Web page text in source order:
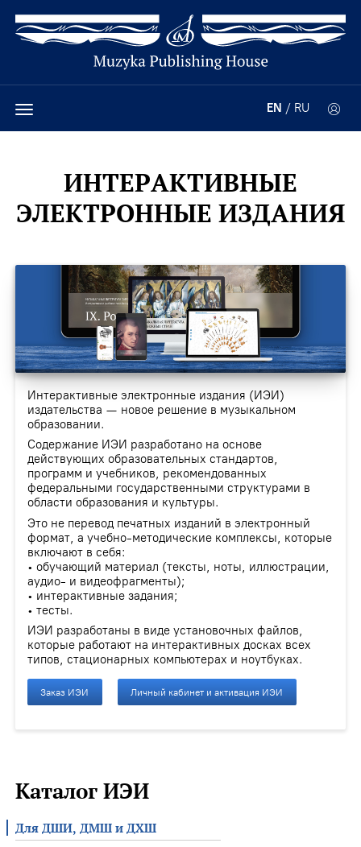
EN / RU
ИНТЕРАКТИВНЫЕ
ЭЛЕКТРОННЫЕ ИЗДАНИЯ
Интерактивные электронные издания (ИЭИ)
издательства — новое решение в музыкальном
образовании.
Содержание ИЭИ разработано на основе
действующих образовательных стандартов,
программ и учебников, рекомендованных
федеральными государственными структурами в
области образования и культуры.
Это не перевод печатных изданий в электронный
формат, а учебно-методические комплексы, которые
включают в себя:
• обучающий материал (тексты, ноты, иллюстрации,
аудио- и видеофрагменты);
• интерактивные задания;
• тесты.
ИЭИ разработаны в виде установочных файлов,
которые работают на интерактивных досках всех
типов, стационарных компьютерах и ноутбуках.
Заказ ИЭИ Личный кабинет и активация ИЭИ
Каталог ИЭИ
Для ДШИ, ДМШ и ДХШ